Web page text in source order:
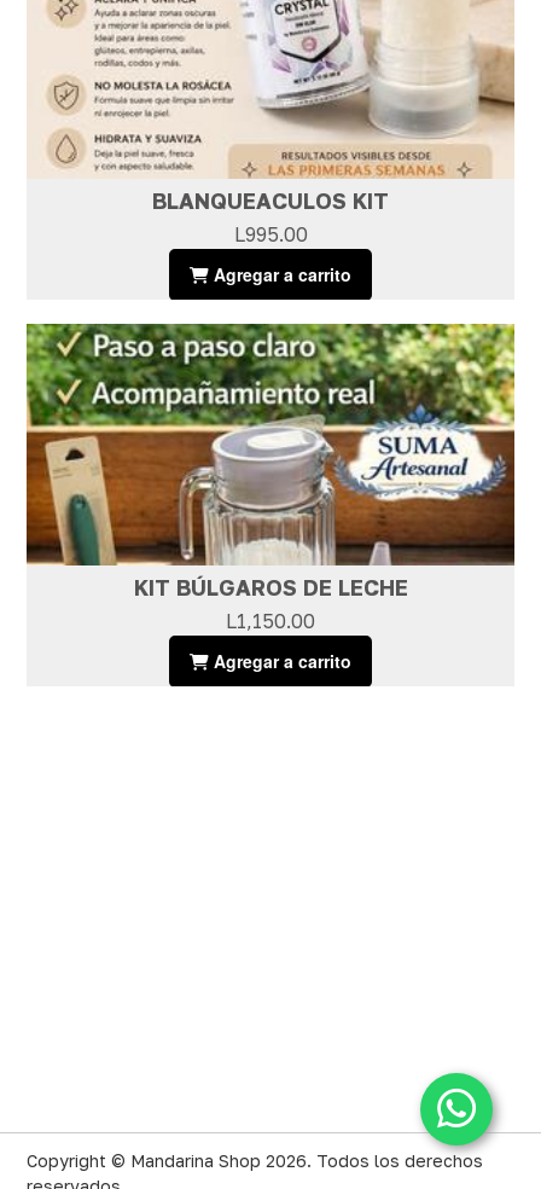
BLANQUEACULOS KIT
L995.00
Agregar a carrito
KIT BÚLGAROS DE LECHE
L1,150.00
Agregar a carrito
Copyright © Mandarina Shop 2026. Todos los derechos